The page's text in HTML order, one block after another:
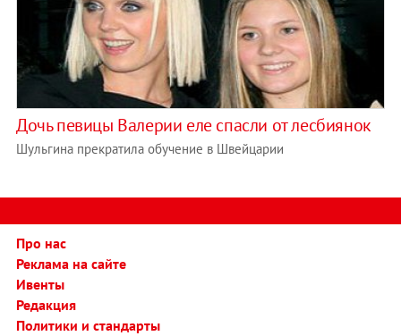
Дочь певицы Валерии еле спасли от лесбиянок
Шульгина прекратила обучение в Швейцарии
Про нас
Реклама на сайте
Ивенты
Редакция
Политики и стандарты